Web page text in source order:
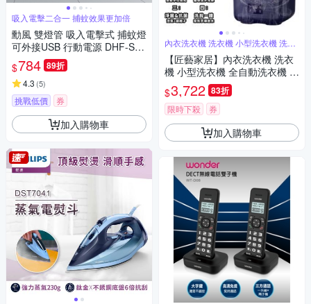
吸入電擊二合一 捕蚊效果更加倍
勳風 雙燈管 吸入電擊式 捕蚊燈
可外接USB 行動電源 DHF-S21
88
$784 89折
4.3 (5)
挑戰低價 券
加入購物車
內衣洗衣機 洗衣機 小型洗衣機 洗脫
一體
【匠藝家居】內衣洗衣機 洗衣
機 小型洗衣機 全自動洗衣機 洗
脫一體 8L 中途可添衣 內桶自
潔-黑色臭氧款
$3,722 83折
限時下殺 券
加入購物車